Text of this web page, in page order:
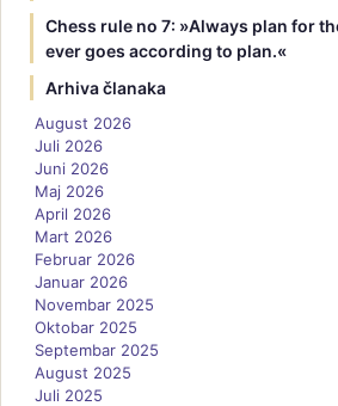
Chess rule no 7: »Always plan for
ever goes according to plan.«
Arhiva članaka
August 2026
Juli 2026
Juni 2026
Maj 2026
April 2026
Mart 2026
Februar 2026
Januar 2026
Novembar 2025
Oktobar 2025
Septembar 2025
August 2025
Juli 2025